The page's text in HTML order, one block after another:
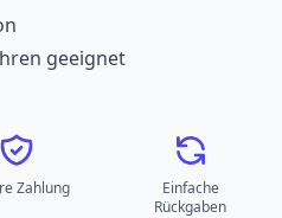
geeignet
Zahlung
Einfache
Rückgaben